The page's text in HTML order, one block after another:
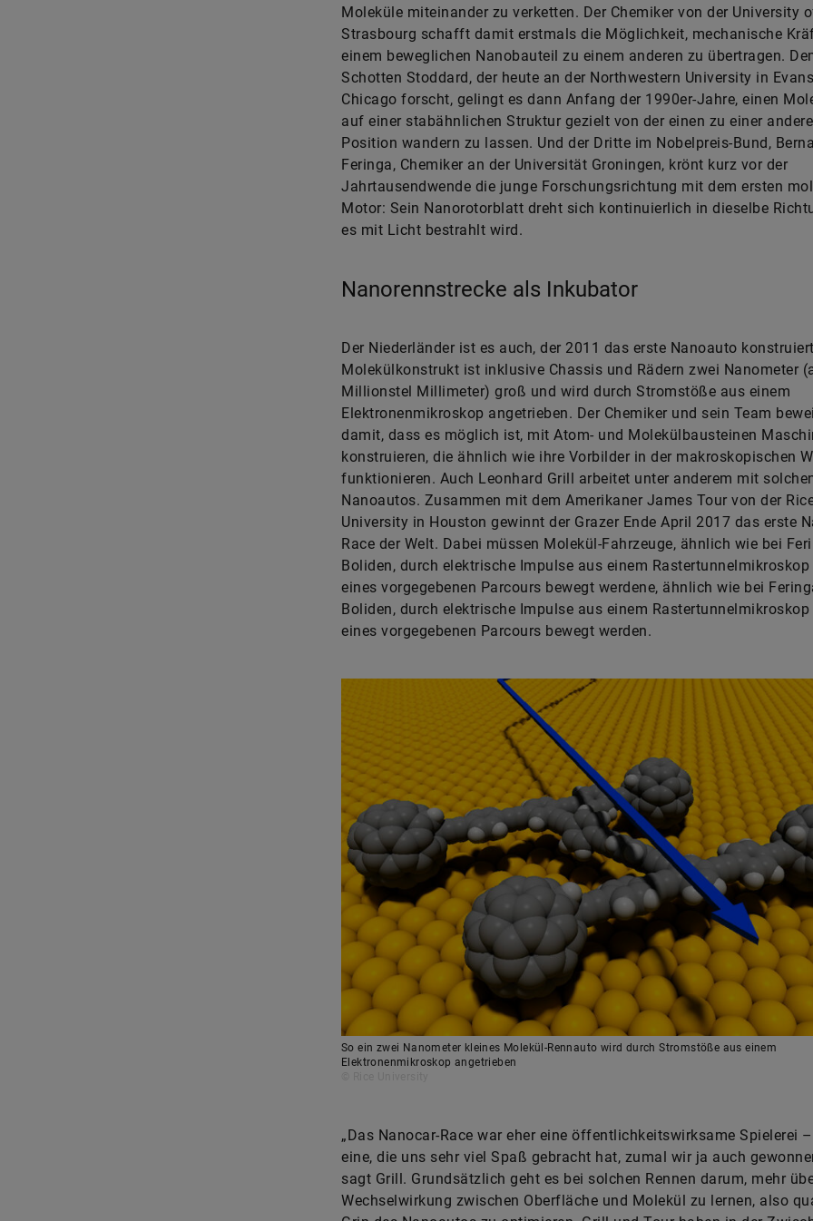
Moleküle miteinander zu verketten. Der Chemiker von der University
Strasbourg schafft damit erstmals die Möglichkeit, mechanische
einem beweglichen Nanobauteil zu einem anderen zu übertragen.
Schotten Stoddard, der heute an der Northwestern University in
Chicago forscht, gelingt es dann Anfang der 1990er-Jahre, einen
auf einer stabähnlichen Struktur gezielt von der einen zu einer
Position wandern zu lassen. Und der Dritte im Nobelpreis-Bund,
Feringa, Chemiker an der Universität Groningen, krönt kurz vor der
Jahrtausendwende die junge Forschungsrichtung mit dem ersten
Motor: Sein Nanorotorblatt dreht sich kontinuierlich in dieselbe
es mit Licht bestrahlt wird.
Nanorennstrecke als Inkubator
Der Niederländer ist es auch, der 2011 das erste Nanoauto
Molekülkonstrukt ist inklusive Chassis und Rädern zwei Nanometer
Millionstel Millimeter) groß und wird durch Stromstöße aus einem
Elektronenmikroskop angetrieben. Der Chemiker und sein Team
damit, dass es möglich ist, mit Atom- und Molekülbausteinen
konstruieren, die ähnlich wie ihre Vorbilder in der makroskopischen
funktionieren. Auch Leonhard Grill arbeitet unter anderem mit
Nanoautos. Zusammen mit dem Amerikaner James Tour von der
University in Houston gewinnt der Grazer Ende April 2017 das erste
Race der Welt. Dabei müssen Molekül-Fahrzeuge, ähnlich wie bei
Boliden, durch elektrische Impulse aus einem
eines vorgegebenen Parcours bewegt werdene, ähnlich wie bei
Boliden, durch elektrische Impulse aus einem
eines vorgegebenen Parcours bewegt werden.
So ein zwei Nanometer kleines Molekül-Rennauto wird durch Stromstöße aus einem
Elektronenmikroskop angetrieben
„Das Nanocar-Race war eher eine öffentlichkeitswirksame Spielerei
eine, die uns sehr viel Spaß gebracht hat, zumal wir ja auch
sagt Grill. Grundsätzlich geht es bei solchen Rennen darum, mehr
Wechselwirkung zwischen Oberfläche und Molekül zu lernen, also